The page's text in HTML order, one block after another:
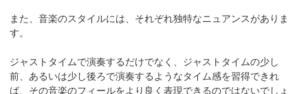
また、音楽のスタイルには、それぞれ独特なニュアンスがありま
す。
ジャストタイムで演奏するだけでなく、ジャストタイムの少し
前、あるいは少し後ろで演奏するようなタイム感を習得できれ
ば、その音楽のフィールをより良く表現できるのではないでしょ